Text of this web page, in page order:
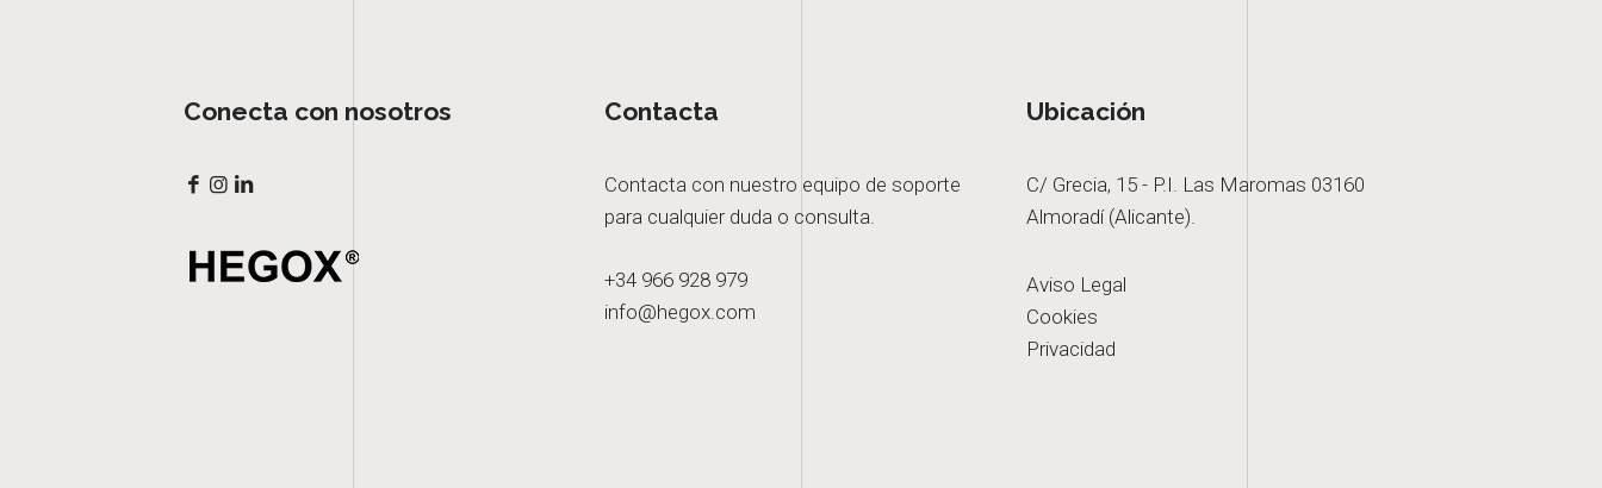
Conecta con nosotros Contacta
Contacta con nuestro equipo de soporte
para cualquier duda o consulta.
+34 966 928 979
info@hegox.com
Ubicación
C/ Grecia, 15 - P.I. Las Maromas 03160
Almoradí (Alicante).
Aviso Legal
Cookies
Privacidad